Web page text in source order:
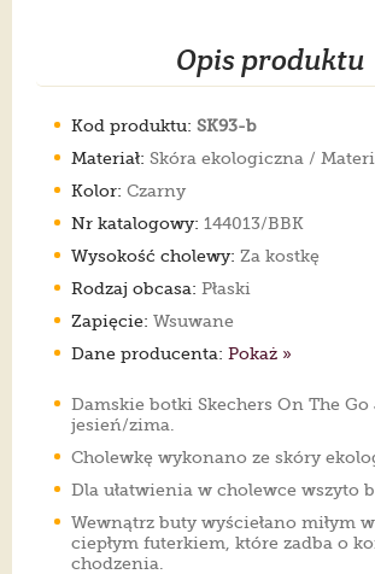
Opis produktu
Kod produktu: SK93-b
Materiał: Skóra ekologiczna /
Kolor: Czarny
Nr katalogowy: 144013/BBK
Wysokość cholewy: Za kostkę
Rodzaj obcasa: Płaski
Zapięcie: Wsuwane
Dane producenta: Pokaż »
Damskie botki Skechers On The
jesień/zima.
Cholewkę wykonano ze skóry
Dla ułatwienia w cholewce wszyto
Wewnątrz buty wyściełano miłym
ciepłym futerkiem, które zadba o
chodzenia.